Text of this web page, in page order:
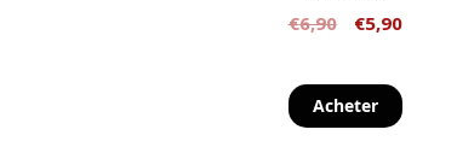
€6,90 €5,90
Acheter